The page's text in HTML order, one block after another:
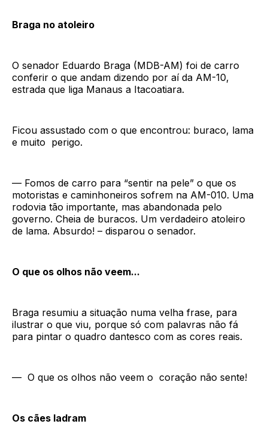
Braga no atoleiro
O senador Eduardo Braga (MDB-AM) foi de carro
conferir o que andam dizendo por aí da AM-10,
estrada que liga Manaus a Itacoatiara.
Ficou assustado com o que encontrou: buraco, lama
e muito perigo.
— Fomos de carro para “sentir na pele” o que os
motoristas e caminhoneiros sofrem na AM-010. Uma
rodovia tão importante, mas abandonada pelo
governo. Cheia de buracos. Um verdadeiro atoleiro
de lama. Absurdo! – disparou o senador.
O que os olhos não veem...
Braga resumiu a situação numa velha frase, para
ilustrar o que viu, porque só com palavras não fá
para pintar o quadro dantesco com as cores reais.
— O que os olhos não veem o coração não sente!
Os cães ladram